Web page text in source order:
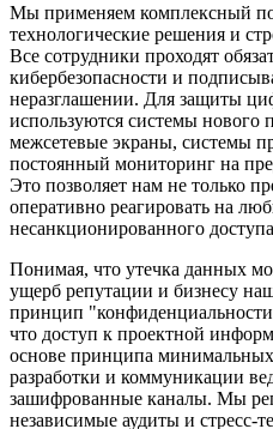
Мы применяем комплексный
технологические решения и
Все сотрудники проходят
кибербезопасности и
неразглашении. Для защиты
используются системы нового
межсетевые экраны, системы
постоянный мониторинг на
Это позволяет нам не только
оперативно реагировать на
несанкционированного
Понимая, что утечка данных
ущерб репутации и бизнесу
принцип
что доступ к проектной
основе принципа
разработки и коммуникации
зашифрованные каналы. Мы
независимые аудиты и стресс-